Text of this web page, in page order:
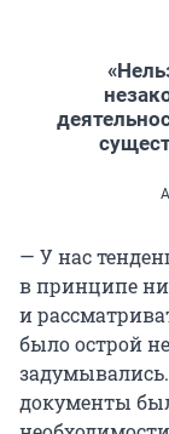
— У нас
в принципе
и
было острой
документы